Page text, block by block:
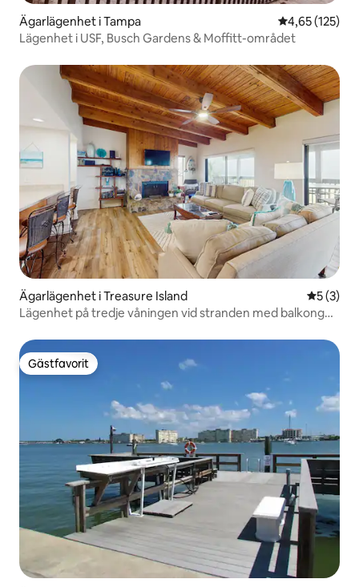
Ägarlägenhet i Tampa 4,65 av 5 i
4,65 (125)
Lägenhet i USF, Busch Gardens & Moffitt-området
Ägarlägenhet i Treasure Island 5 av 5 i
5 (3)
Lägenhet på tredje våningen vid stranden med balkong
Gästfavorit
Gästfavorit